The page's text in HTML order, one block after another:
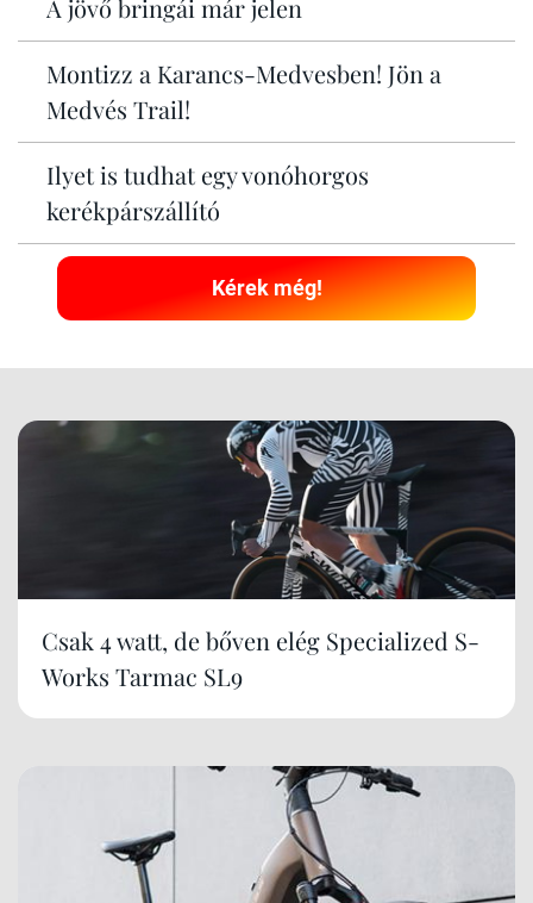
A jövő bringái már jelen
Montizz a Karancs-Medvesben! Jön a
Medvés Trail!
Ilyet is tudhat egy vonóhorgos
kerékpárszállító
Kérek még!
Csak 4 watt, de bőven elég Specialized S-
Works Tarmac SL9